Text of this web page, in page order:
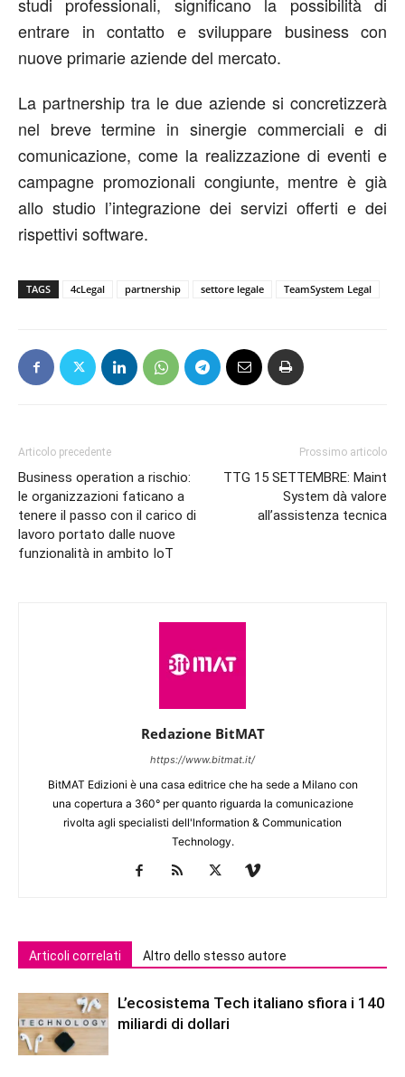
entrare in contatto e sviluppare business con
nuove primarie aziende del mercato.
La partnership tra le due aziende si concretizzerà
nel breve termine in sinergie commerciali e di
comunicazione, come la realizzazione di eventi e
campagne promozionali congiunte, mentre è già
allo studio l’integrazione dei servizi offerti e dei
rispettivi software.
TAGS 4cLegal partnership settore legale TeamSystem Legal
Articolo precedente
Business operation a rischio:
le organizzazioni faticano a
tenere il passo con il carico di
lavoro portato dalle nuove
funzionalità in ambito IoT
Prossimo articolo
TTG 15 SETTEMBRE: Maint
System dà valore
all’assistenza tecnica
Redazione BitMAT
https://www.bitmat.it/
BitMAT Edizioni è una casa editrice che ha sede a Milano con
una copertura a 360° per quanto riguarda la comunicazione
rivolta agli specialisti dell'lnformation & Communication
Technology.
Articoli correlati Altro dello stesso autore
L’ecosistema Tech italiano sfiora i 140
miliardi di dollari